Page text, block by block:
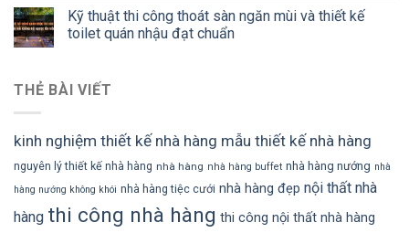
Kỹ thuật thi công thoát sàn ngăn mùi và thiết kế
toilet quán nhậu đạt chuẩn
THẺ BÀI VIẾT
kinh nghiệm thiết kế nhà hàng mẫu thiết kế nhà hàng
nguyên lý thiết kế nhà hàng nhà hàng nhà hàng buffet nhà hàng nướng nhà
hàng nướng không khói nhà hàng tiệc cưới nhà hàng đẹp nội thất nhà
hàng thi công nhà hàng thi công nội thất nhà hàng